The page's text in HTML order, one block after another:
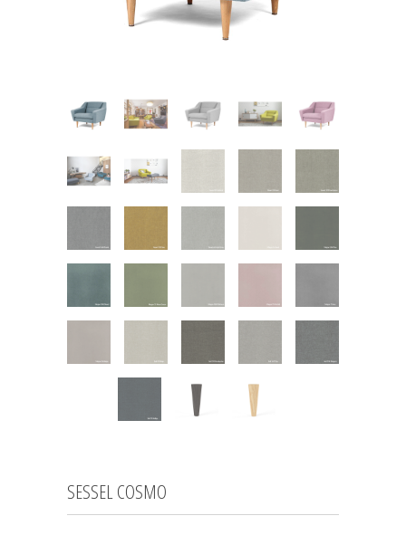
SESSEL COSMO